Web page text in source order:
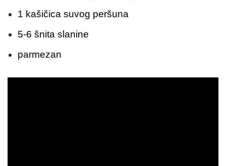
1 kašičica suvog peršuna
5-6 šnita slanine
parmezan